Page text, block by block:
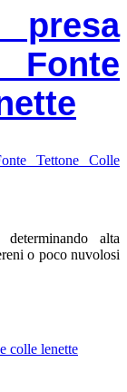
presa
alta
o poco nuvolosi
colle lenette